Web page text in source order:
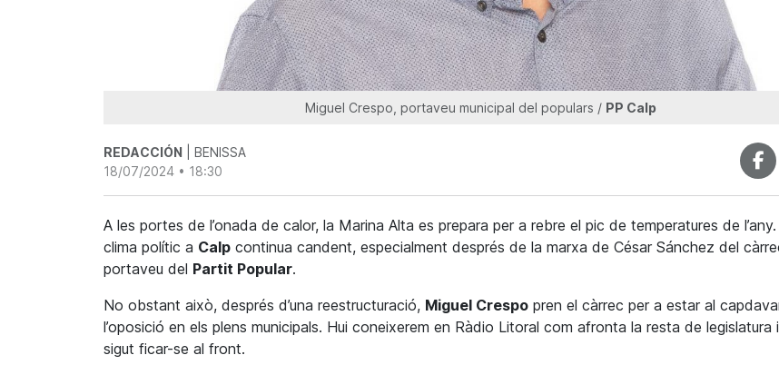
Miguel Crespo, portaveu municipal del populars / PP Calp
REDACCIÓN | BENISSA
18/07/2024 • 18:30
A les portes de l’onada de calor, la Marina Alta es prepara per a rebre el pic de temperatures de
clima polític a Calp continua candent, especialment després de la marxa de César Sánchez del
portaveu del Partit Popular.
No obstant això, després d’una reestructuració, Miguel Crespo pren el càrrec per a estar al
l’oposició en els plens municipals. Hui coneixerem en Ràdio Litoral com afronta la resta de legislatura
sigut ficar-se al front.